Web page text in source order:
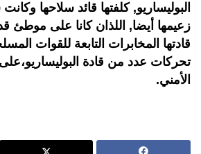
البوليساريو, كلفتها قائد سلاحها
زعيمها أيضا, اللذان كانا على موطئ
قادتها المخابرات التابعة للقوات
تحركات عدد من قادة
الأمني.